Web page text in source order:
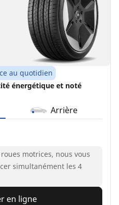
au quotidien
énergétique et noté
Arrière
motrices, nous vous
simultanément les 4
en ligne